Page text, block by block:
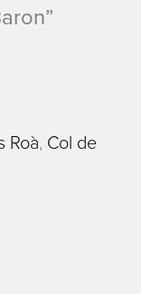
Roà, Col de